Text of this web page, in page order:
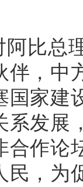
比总
伴，中
国家建
系发展
合作论
民，为